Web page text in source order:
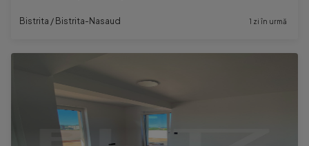
Bistrita / Bistrita-Nasaud 1 zi în urmă